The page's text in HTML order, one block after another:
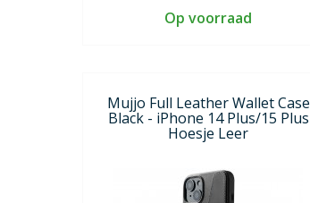
Op voorraad
Mujjo Full Leather Wallet Case
Black - iPhone 14 Plus/15 Plus
Hoesje Leer